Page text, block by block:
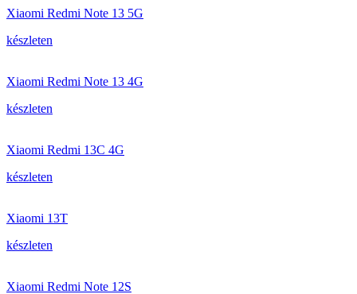
Xiaomi Redmi Note 13 5G
készleten
Xiaomi Redmi Note 13 4G
készleten
Xiaomi Redmi 13C 4G
készleten
Xiaomi 13T
készleten
Xiaomi Redmi Note 12S